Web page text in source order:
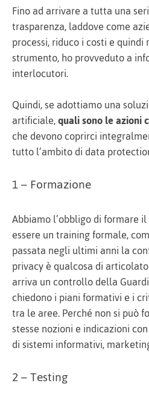
Fino ad arrivare a tutta una
trasparenza, laddove come
processi, riduco i costi e
strumento, ho provveduto a
interlocutori.
Quindi, se adottiamo una
artificiale,quali sono le azioni
che devono coprirci
tutto l’ambito di data
1 – Formazione
Abbiamo l’obbligo di formare
essere un training formale,
passata negli ultimi anni la
privacy è qualcosa di
arriva un controllo della
chiedono i piani formativi e i
tra le aree. Perché non si può
stesse nozioni e indicazioni
di sistemi informativi,
2 – Testing